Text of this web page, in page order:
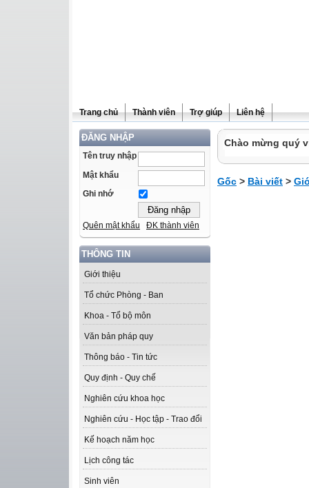
Trang chủ Thành viên Trợ giúp Liên hệ
ĐĂNG NHẬP
Tên truy nhập
Mật khẩu
Ghi nhớ
Quên mật khẩu ĐK thành viên
THÔNG TIN
Giới thiệu
Tổ chức Phòng - Ban
Khoa - Tổ bộ môn
Văn bản pháp quy
Thông báo - Tin tức
Quy định - Quy chế
Nghiên cứu khoa học
Nghiên cứu - Học tập - Trao đổi
Kế hoạch năm học
Lịch công tác
Sinh viên
Chào mừng quý
Gốc > Bài viết >